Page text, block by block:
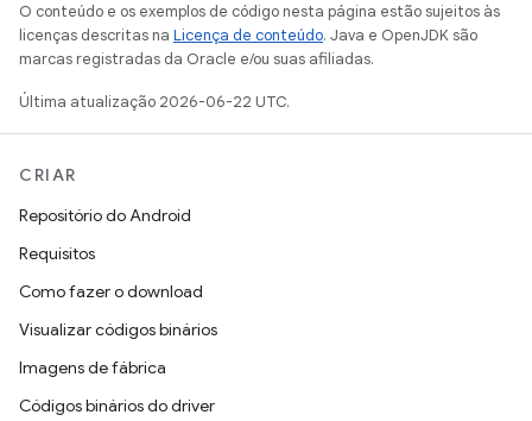
O conteúdo e os exemplos de código nesta página estão sujeitos às
licenças descritas na Licença de conteúdo. Java e OpenJDK são
marcas registradas da Oracle e/ou suas afiliadas.
Última atualização 2026-06-22 UTC.
CRIAR
Repositório do Android
Requisitos
Como fazer o download
Visualizar códigos binários
Imagens de fábrica
Códigos binários do driver